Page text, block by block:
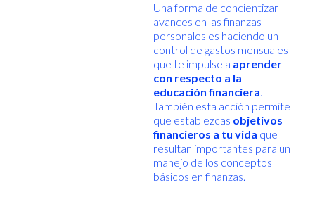
Una forma de concientizar
avances en las finanzas
personales es haciendo un
control de gastos mensuales
que te impulse a aprender
con respecto a la
educación financiera.
También esta acción permite
que establezcas objetivos
financieros a tu vida que
resultan importantes para un
manejo de los conceptos
básicos en finanzas.